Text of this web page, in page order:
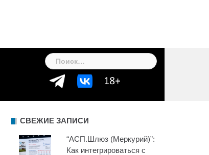
Найти:
СВЕЖИЕ ЗАПИСИ
“АСП.Шлюз (Меркурий)”:
Как интегрироваться с